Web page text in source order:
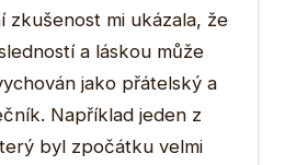
zkušenost mi ukázala, že
a láskou může
jako přátelský a
Například jeden z
byl zpočátku velmi